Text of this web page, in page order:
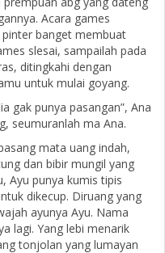
Acara games
banget membuat
slesai, sampailah pada
ditingkahi dengan
untuk mulai goyang.
gak punya pasangan”, Ana
seumuranlah ma Ana.
mata uang indah,
dan bibir mungil yang
Ayu punya kumis tipis
dikecup. Diruang yang
ayunya Ayu. Nama
lagi. Yang lebi menarik
tonjolan yang lumayan